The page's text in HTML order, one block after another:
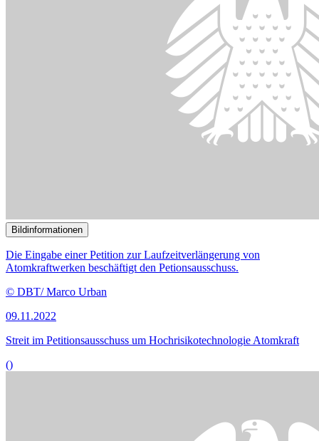
Die Eingabe einer Petition zur Laufzeitverlängerung von
Atomkraftwerken beschäftigt den Petionsausschuss.
()